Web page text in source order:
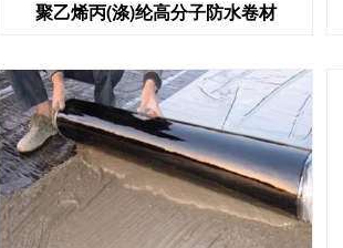
聚乙烯丙(涤)纶高分子防水卷材